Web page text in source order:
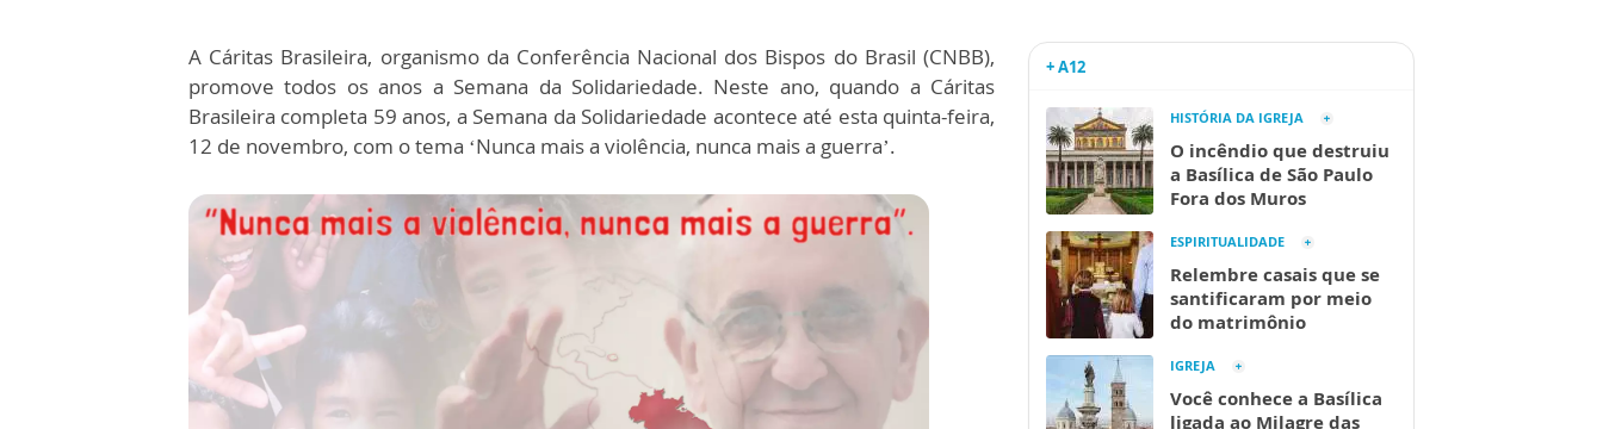
A Cáritas Brasileira, organismo da Conferência Nacional dos Bispos do Brasil (CNBB),
promove todos os anos a Semana da Solidariedade. Neste ano, quando a Cáritas
Brasileira completa 59 anos, a Semana da Solidariedade acontece até esta quinta-feira,
12 de novembro, com o tema ‘Nunca mais a violência, nunca mais a guerra’.
+ A12
HISTÓRIA DA IGREJA
O incêndio que destruiu
a Basílica de São Paulo
Fora dos Muros
ESPIRITUALIDADE
Relembre casais que se
santificaram por meio
do matrimônio
IGREJA
Você conhece a Basílica
ligada ao Milagre das